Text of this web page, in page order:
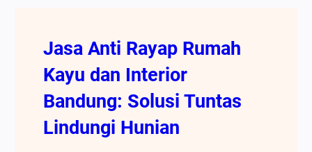
Jasa Anti Rayap Rumah
Kayu dan Interior
Bandung: Solusi Tuntas
Lindungi Hunian